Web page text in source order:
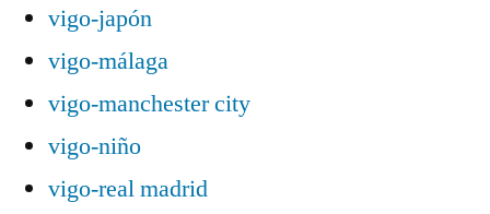
vigo-japón
vigo-málaga
vigo-manchester city
vigo-niño
vigo-real madrid